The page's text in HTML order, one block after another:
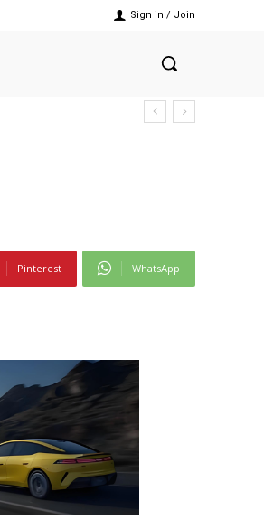
Sign in / Join
Pinterest WhatsApp